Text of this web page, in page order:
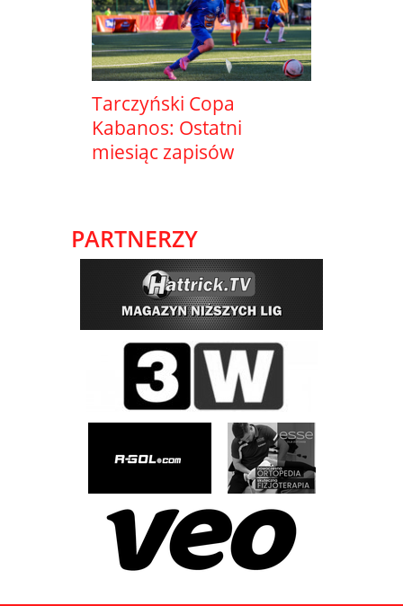
Tarczyński Copa
Kabanos: Ostatni
miesiąc zapisów
PARTNERZY